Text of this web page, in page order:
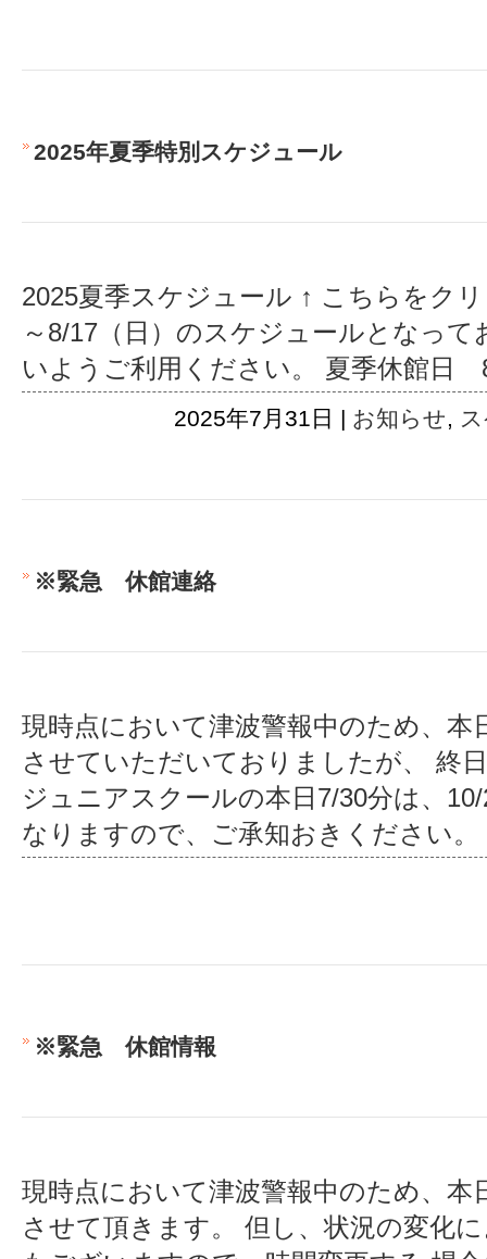
2025年夏季特別スケジュール
2025夏季スケジュール ↑ こちらをク
～8/17（日）のスケジュールとなっ
いようご利用ください。 夏季休館日
2025年7月31日 | お知らせ,
※緊急 休館連絡
現時点において津波警報中のため、本
させていただいておりましたが、 終
ジュニアスクールの本日7/30分は
なりますので、ご承知おきください。
※緊急 休館情報
現時点において津波警報中のため、本
させて頂きます。 但し、状況の変化